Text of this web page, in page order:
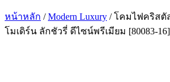
หน้าหลัก /Modern Luxury / โคมไฟคริสตั
โมเดิร์น ลักชัวรี่ ดีไซน์พรีเมียม [80083-16]